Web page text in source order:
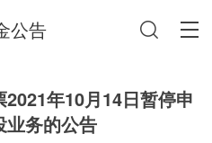
公告
年10月14日暂停申
业务的公告